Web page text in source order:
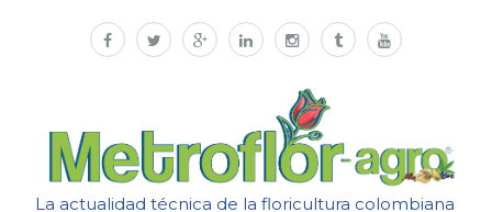
La actualidad técnica de la floricultura colombiana